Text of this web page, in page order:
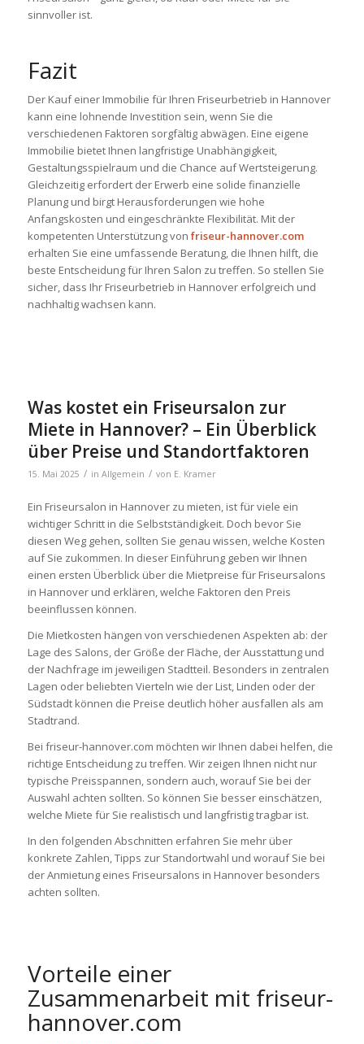
sinnvoller ist.
Fazit
Der Kauf einer Immobilie für Ihren Friseurbetrieb in Hannover
kann eine lohnende Investition sein, wenn Sie die
verschiedenen Faktoren sorgfältig abwägen. Eine eigene
Immobilie bietet Ihnen langfristige Unabhängigkeit,
Gestaltungsspielraum und die Chance auf Wertsteigerung.
Gleichzeitig erfordert der Erwerb eine solide finanzielle
Planung und birgt Herausforderungen wie hohe
Anfangskosten und eingeschränkte Flexibilität. Mit der
kompetenten Unterstützung von friseur-hannover.com
erhalten Sie eine umfassende Beratung, die Ihnen hilft, die
beste Entscheidung für Ihren Salon zu treffen. So stellen Sie
sicher, dass Ihr Friseurbetrieb in Hannover erfolgreich und
nachhaltig wachsen kann.
Was kostet ein Friseursalon zur
Miete in Hannover? – Ein Überblick
über Preise und Standortfaktoren
15. Mai 2025 / in Allgemein / von E. Kramer
Ein Friseursalon in Hannover zu mieten, ist für viele ein
wichtiger Schritt in die Selbstständigkeit. Doch bevor Sie
diesen Weg gehen, sollten Sie genau wissen, welche Kosten
auf Sie zukommen. In dieser Einführung geben wir Ihnen
einen ersten Überblick über die Mietpreise für Friseursalons
in Hannover und erklären, welche Faktoren den Preis
beeinflussen können.
Die Mietkosten hängen von verschiedenen Aspekten ab: der
Lage des Salons, der Größe der Fläche, der Ausstattung und
der Nachfrage im jeweiligen Stadtteil. Besonders in zentralen
Lagen oder beliebten Vierteln wie der List, Linden oder der
Südstadt können die Preise deutlich höher ausfallen als am
Stadtrand.
Bei friseur-hannover.com möchten wir Ihnen dabei helfen, die
richtige Entscheidung zu treffen. Wir zeigen Ihnen nicht nur
typische Preisspannen, sondern auch, worauf Sie bei der
Auswahl achten sollten. So können Sie besser einschätzen,
welche Miete für Sie realistisch und langfristig tragbar ist.
In den folgenden Abschnitten erfahren Sie mehr über
konkrete Zahlen, Tipps zur Standortwahl und worauf Sie bei
der Anmietung eines Friseursalons in Hannover besonders
achten sollten.
Vorteile einer
Zusammenarbeit mit friseur-
hannover.com